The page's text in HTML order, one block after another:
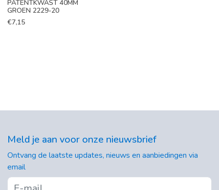
PATENTKWAST 40MM
GROEN 2229-20
€7,15
Meld je aan voor onze nieuwsbrief
Ontvang de laatste updates, nieuws en aanbiedingen via
email